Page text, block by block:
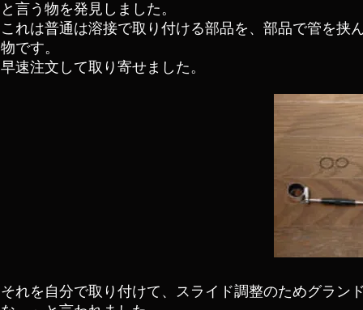
と言う物を発見しました。
これは普通は溶接で取り付ける部品を、部品で管を挟
物です。
早速注文して取り寄せました。
それを自分で取り付けて、スライド調整のためグラン